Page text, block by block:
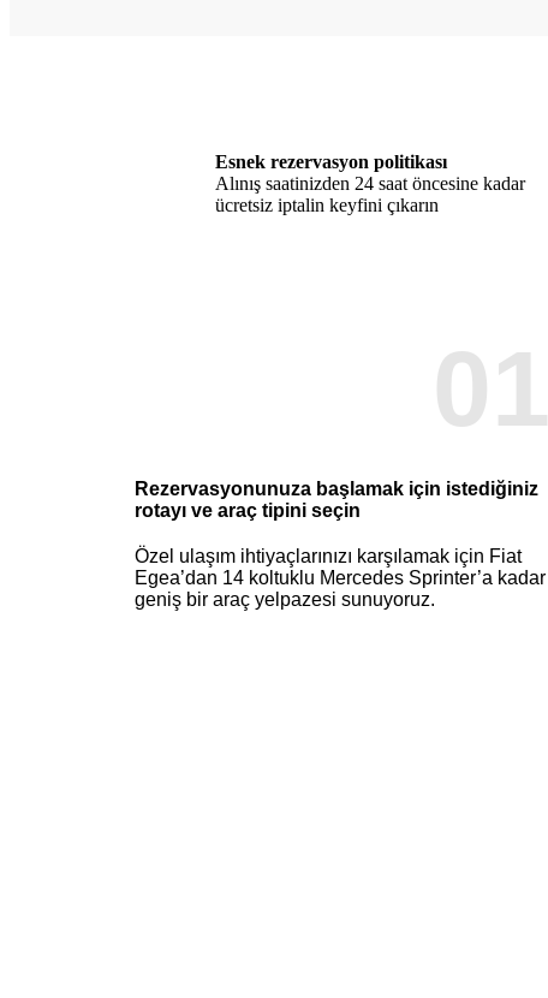
Esnek rezervasyon politikası
Alınış saatinizden 24 saat öncesine kadar
ücretsiz iptalin keyfini çıkarın
01
Rezervasyonunuza başlamak için istediğiniz
rotayı ve araç tipini seçin
Özel ulaşım ihtiyaçlarınızı karşılamak için Fiat
Egea’dan 14 koltuklu Mercedes Sprinter’a kadar
geniş bir araç yelpazesi sunuyoruz.